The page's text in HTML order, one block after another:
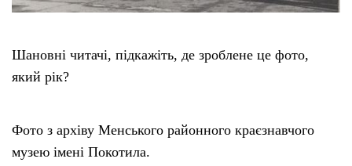
Шановні читачі, підкажіть, де зроблене це фото,
який рік?
Фото з архіву Менського районного краєзнавчого
музею імені Покотила.